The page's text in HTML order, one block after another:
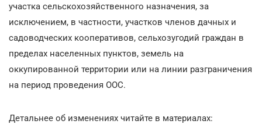
участка сельскохозяйственного назначения, за
исключением, в частности, участков членов дачных и
садоводческих кооперативов, сельхозугодий граждан в
пределах населенных пунктов, земель на
оккупированной территории или на линии разграничения
на период проведения ООС.
Детальнее об изменениях читайте в материалах: